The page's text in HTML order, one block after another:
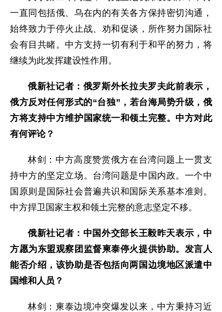
一直同包括俄、乌在内的有关各方保持密切沟通，
始终致力于停火止战、劝和促谈，所作努力国际社
会有目共睹。中方支持一切有利于和平的努力，将
继续为此发挥建设性作用。
俄新社记者：俄罗斯外长拉夫罗夫此前表示，
俄方反对任何形式的“台独”，若台海局势升级，俄
方将支持中方维护国家统一和领土完整。中方对此
有何评论？
林剑：中方高度赞赏俄方在台湾问题上一贯支
持中方的坚定立场。台湾问题是中国内政。一个中
国原则是国际社会普遍共识和国际关系基本准则。
中方捍卫国家主权和领土完整的意志坚定不移。
俄新社记者：中国外交部长王毅昨天表示，中
方愿为东盟观察团监督柬泰停火提供协助。发言人
能否介绍，该协助是否包括向两国边境地区派遣中
国维和人员？
林剑：柬泰边境冲突爆发以来，中方秉持习近